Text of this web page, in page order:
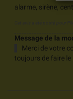
alarme, sirène,
Message de la
Merci de votre
toujours de faire le